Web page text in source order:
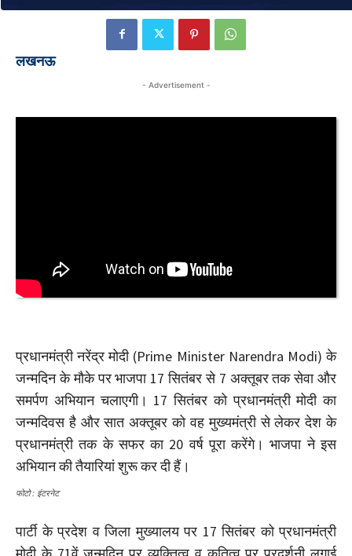
लखनऊ
- Advertisement -
प्रधानमंत्री नरेंद्र मोदी (Prime Minister Narendra Modi) के
जन्मदिन के मौके पर भाजपा 17 सितंबर से 7 अक्तूबर तक सेवा और
समर्पण अभियान चलाएगी। 17 सितंबर को प्रधानमंत्री मोदी का
जन्मदिवस है और सात अक्तूबर को वह मुख्यमंत्री से लेकर देश के
प्रधानमंत्री तक के सफर का 20 वर्ष पूरा करेंगे। भाजपा ने इस
अभियान की तैयारियां शुरू कर दी हैं।
फोटो : इंटरनेट
पार्टी के प्रदेश व जिला मुख्यालय पर 17 सितंबर को प्रधानमंत्री